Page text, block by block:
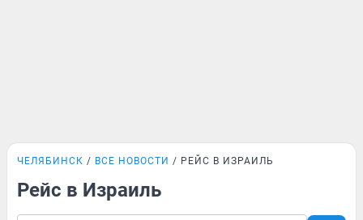
ЧЕЛЯБИНСК ВСЕ НОВОСТИ РЕЙС В ИЗРАИЛЬ
Рейс в Израиль